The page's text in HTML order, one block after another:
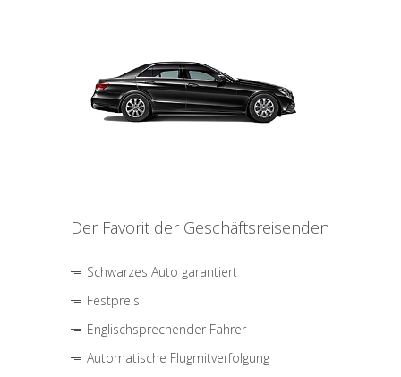
Der Favorit der Geschäftsreisenden
Schwarzes Auto garantiert
Festpreis
Englischsprechender Fahrer
Automatische Flugmitverfolgung